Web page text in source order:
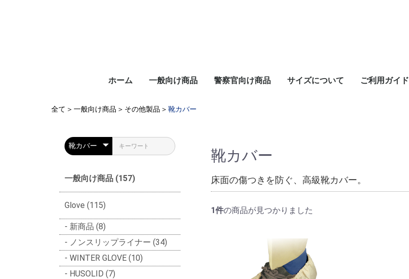
ホーム 一般向け商品 警察官向け商品 サイズについて ご利用ガイド
全て ＞ 一般向け商品 ＞ その他製品 ＞ 靴カバー
一般向け商品 (157)
Glove (115)
新商品 (8)
ノンスリップライナー (34)
WINTER GLOVE (10)
HUSOLID (7)
靴カバー
床面の傷つきを防ぐ、高級靴カバー。
1件の商品が見つかりました